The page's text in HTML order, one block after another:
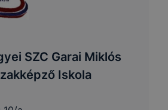
SZC Garai Miklós
Iskola